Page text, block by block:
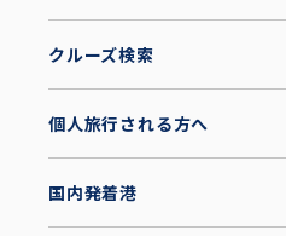
クルーズ検索
個人旅行される方へ
国内発着港